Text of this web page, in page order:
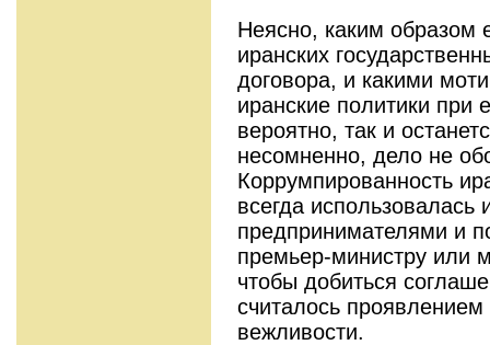
Неясно, каким образом
иранских
договора, и какими
иранские политики при
вероятно, так и
несомненно, дело не
Коррумпированность
всегда использовалась
предпринимателями и
премьер-министру или
чтобы добиться
считалось
вежливости.